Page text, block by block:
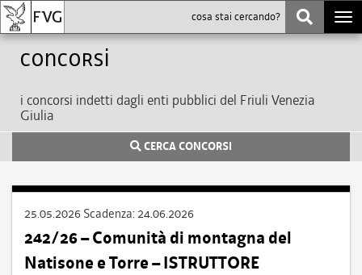
Concorsi
i concorsi indetti dagli enti pubblici del Friuli Venezia
Giulia
CERCA CONCORSI
25.05.2026 Scadenza: 24.06.2026
242/26 – Comunità di montagna del
Natisone e Torre – ISTRUTTORE